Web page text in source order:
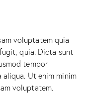
voluptatem quia
quia. Dicta sunt
tempor
Ut enim minim
voluptatem.